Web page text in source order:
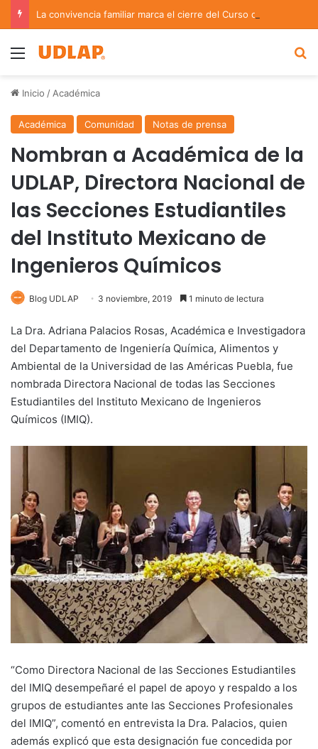
Menu
Inicio / Académica
Académica Comunidad Notas de prensa
Nombran a Académica de la
UDLAP, Directora Nacional de
las Secciones Estudiantiles
del Instituto Mexicano de
Ingenieros Químicos
Blog UDLAP 3 noviembre, 2019 1 minuto de lectura
La Dra. Adriana Palacios Rosas, Académica e Investigadora
del Departamento de Ingeniería Química, Alimentos y
Ambiental de la Universidad de las Américas Puebla, fue
nombrada Directora Nacional de todas las Secciones
Estudiantiles del Instituto Mexicano de Ingenieros
Químicos (IMIQ).
“Como Directora Nacional de las Secciones Estudiantiles
del IMIQ desempeñaré el papel de apoyo y respaldo a los
grupos de estudiantes ante las Secciones Profesionales
del IMIQ”, comentó en entrevista la Dra. Palacios, quien
además explicó que esta designación fue concedida por